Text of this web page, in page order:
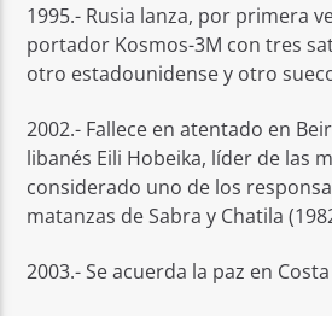
1995.- Rusia lanza, por primera
portador Kosmos-3M con tres
otro estadounidense y otro
2002.- Fallece en atentado en
libanés Eili Hobeika, líder de las
considerado uno de los
matanzas de Sabra y Chatila
2003.- Se acuerda la paz en